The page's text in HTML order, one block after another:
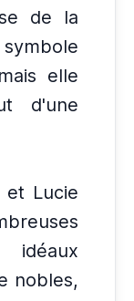
de la
elle
d'une
et Lucie
nobles,